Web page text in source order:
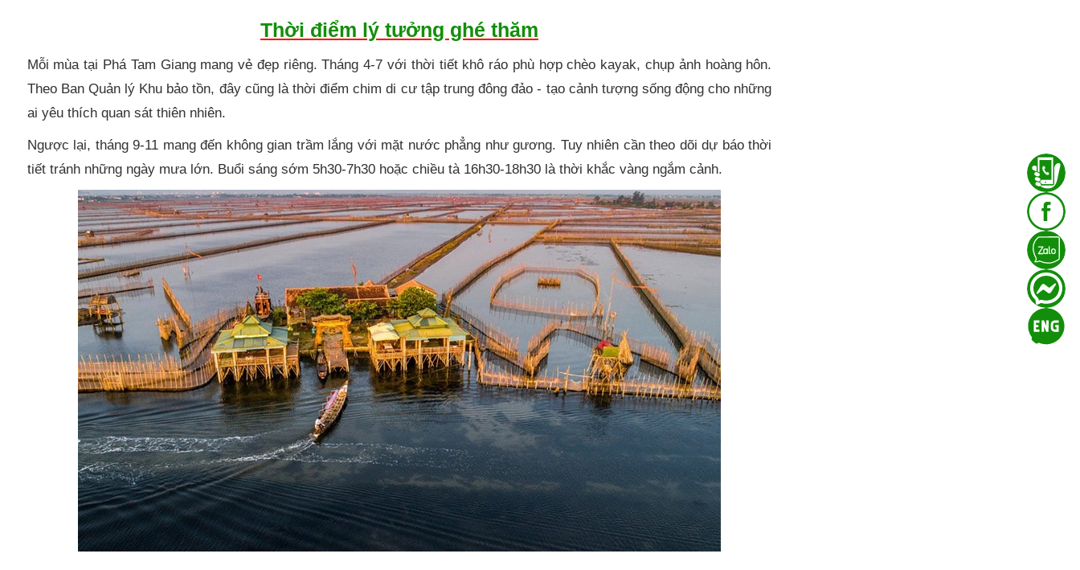
Thời điểm lý tưởng ghé thăm
Mỗi mùa tại Phá Tam Giang mang vẻ đẹp riêng. Tháng 4-7 với thời tiết khô ráo phù hợp chèo kayak, chụp ảnh hoàng hôn.
Theo Ban Quản lý Khu bảo tồn, đây cũng là thời điểm chim di cư tập trung đông đảo - tạo cảnh tượng sống động cho những
ai yêu thích quan sát thiên nhiên.
Ngược lại, tháng 9-11 mang đến không gian trầm lắng với mặt nước phẳng như gương. Tuy nhiên cần theo dõi dự báo thời
tiết tránh những ngày mưa lớn. Buổi sáng sớm 5h30-7h30 hoặc chiều tà 16h30-18h30 là thời khắc vàng ngắm cảnh.